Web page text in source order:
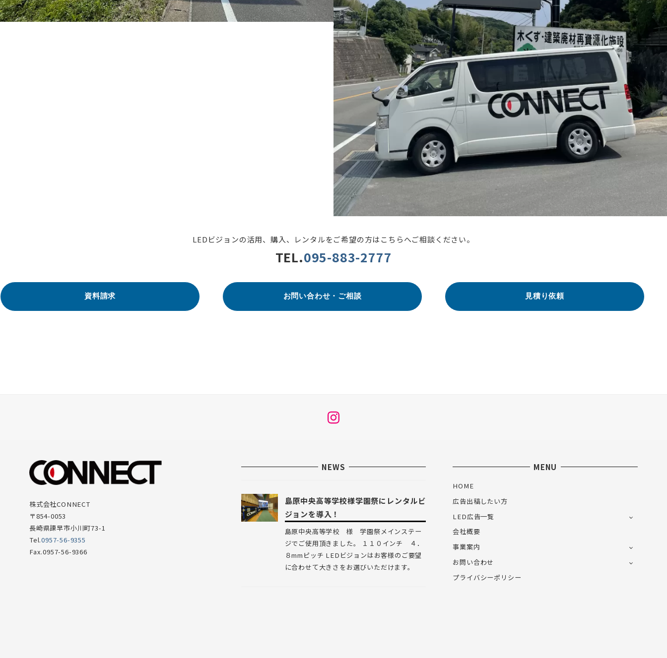
LEDビジョンの活用、購入、レンタルをご希望の方はこちらへご相談ください。
TEL.095-883-2777
資料請求 お問い合わせ・ご相談 見積り依頼
メ
項
株式会社CONNECT
〒854-0053
長崎県諫早市小川町73-1
Tel.0957-56-9355
Fax.0957-56-9366
NEWS
島原中央高等学校様学園祭にレンタルビ
ジョンを導入！
島原中央高等学校 様 学園祭メインステー
ジでご使用頂きました。 １１０インチ ４．
８mmピッチ LEDビジョンはお客様のご要望
に合わせて大きさをお選びいただけます。
MENU
HOME
広告出稿したい方
LED広告一覧
会社概要
事業案内
お問い合わせ
プライバシーポリシー